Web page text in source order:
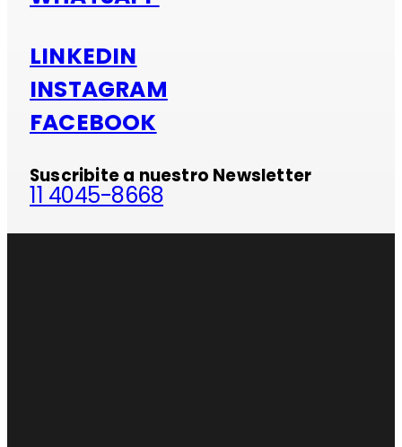
LINKEDIN
INSTAGRAM
FACEBOOK
Suscribite a nuestro Newsletter
11 4045-8668